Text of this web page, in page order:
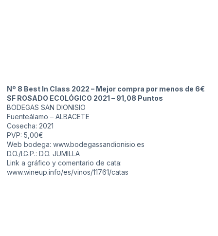
Nº 8 Best In Class 2022 – Mejor compra por menos de 6€
SF ROSADO ECOLÓGICO 2021 – 91,08 Puntos
BODEGAS SAN DIONISIO
Fuenteálamo – ALBACETE
Cosecha: 2021
PVP: 5,00€
Web bodega: www.bodegassandionisio.es
D.O./I.G.P.: D.O. JUMILLA
Link a gráfico y comentario de cata:
www.wineup.info/es/vinos/11761/catas